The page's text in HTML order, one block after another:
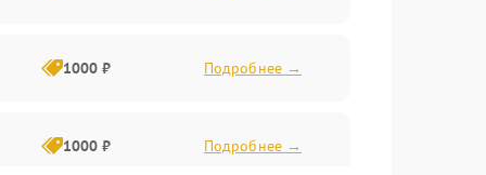
1000 ₽ Подробнее →
1000 ₽ Подробнее →